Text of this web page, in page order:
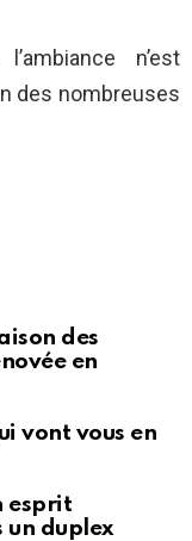
n’est
des nombreuses
des
en
vont vous en
esprit
un duplex